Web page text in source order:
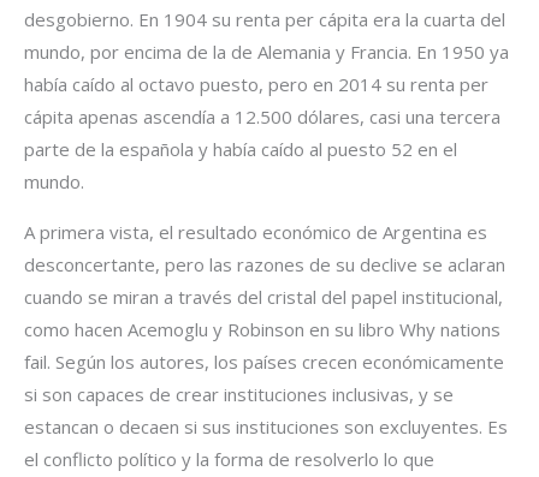
desgobierno. En 1904 su renta per cápita era la cuarta del
mundo, por encima de la de Alemania y Francia. En 1950 ya
había caído al octavo puesto, pero en 2014 su renta per
cápita apenas ascendía a 12.500 dólares, casi una tercera
parte de la española y había caído al puesto 52 en el
mundo.
A primera vista, el resultado económico de Argentina es
desconcertante, pero las razones de su declive se aclaran
cuando se miran a través del cristal del papel institucional,
como hacen Acemoglu y Robinson en su libro Why nations
fail. Según los autores, los países crecen económicamente
si son capaces de crear instituciones inclusivas, y se
estancan o decaen si sus instituciones son excluyentes. Es
el conflicto político y la forma de resolverlo lo que